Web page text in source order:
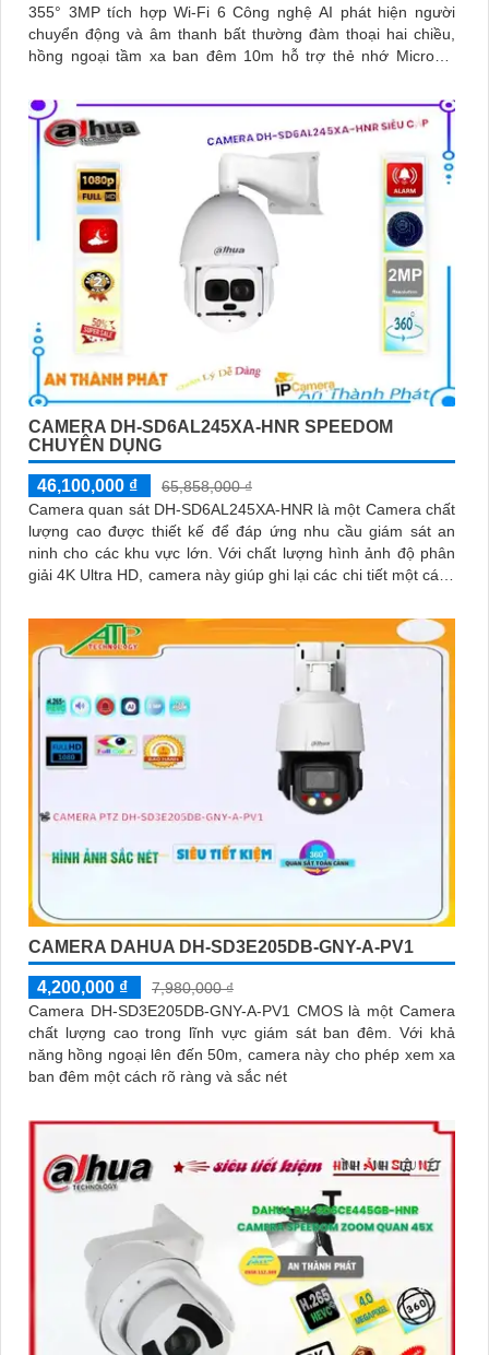
355° 3MP tích hợp Wi-Fi 6 Công nghệ AI phát hiện người
chuyển động và âm thanh bất thường đàm thoại hai chiều,
hồng ngoại tầm xa ban đêm 10m hỗ trợ thẻ nhớ MicroSD
CAMERA DH-SD6AL245XA-HNR SPEEDOM
CHUYÊN DỤNG
46,100,000 ₫
65,858,000 ₫
Camera quan sát DH-SD6AL245XA-HNR là một Camera chất
lượng cao được thiết kế để đáp ứng nhu cầu giám sát an
ninh cho các khu vực lớn. Với chất lượng hình ảnh độ phân
giải 4K Ultra HD, camera này giúp ghi lại các chi tiết một cách
CAMERA DAHUA DH-SD3E205DB-GNY-A-PV1
4,200,000 ₫
7,980,000 ₫
Camera DH-SD3E205DB-GNY-A-PV1 CMOS là một Camera
chất lượng cao trong lĩnh vực giám sát ban đêm. Với khả
năng hồng ngoại lên đến 50m, camera này cho phép xem xa
ban đêm một cách rõ ràng và sắc nét